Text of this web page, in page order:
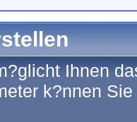
Ihnen
k?nnen